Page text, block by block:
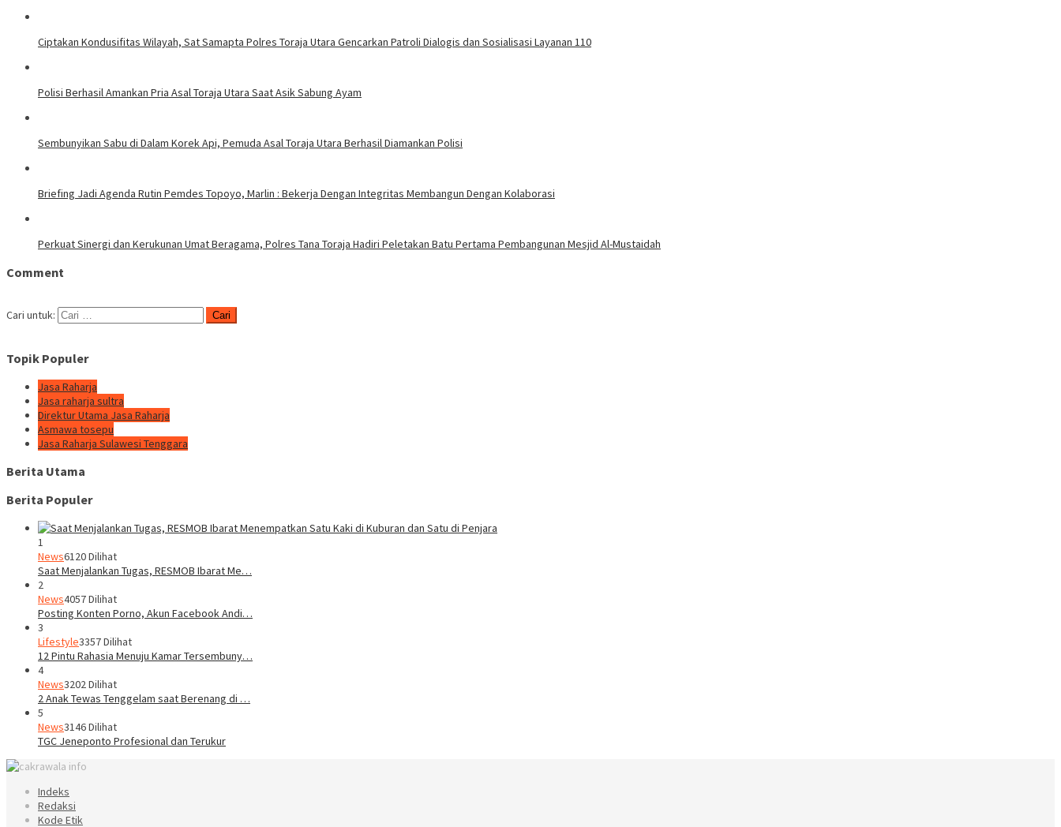
Ciptakan Kondusifitas Wilayah, Sat Samapta Polres Toraja Utara Gencarkan Patroli Dialogis dan Sosialisasi Layanan 110
Polisi Berhasil Amankan Pria Asal Toraja Utara Saat Asik Sabung Ayam
Sembunyikan Sabu di Dalam Korek Api, Pemuda Asal Toraja Utara Berhasil Diamankan Polisi
Briefing Jadi Agenda Rutin Pemdes Topoyo, Marlin : Bekerja Dengan Integritas Membangun Dengan Kolaborasi
Perkuat Sinergi dan Kerukunan Umat Beragama, Polres Tana Toraja Hadiri Peletakan Batu Pertama Pembangunan Mesjid Al-Mustaidah
Comment
Cari untuk:
Topik Populer
Jasa Raharja
Jasa raharja sultra
Direktur Utama Jasa Raharja
Asmawa tosepu
Jasa Raharja Sulawesi Tenggara
Berita Utama
Berita Populer
1
News6120 Dilihat
Saat Menjalankan Tugas, RESMOB Ibarat Me…
2
News4057 Dilihat
Posting Konten Porno, Akun Facebook Andi…
3
Lifestyle3357 Dilihat
12 Pintu Rahasia Menuju Kamar Tersembuny…
4
News3202 Dilihat
2 Anak Tewas Tenggelam saat Berenang di …
5
News3146 Dilihat
TGC Jeneponto Profesional dan Terukur
Indeks
Redaksi
Kode Etik